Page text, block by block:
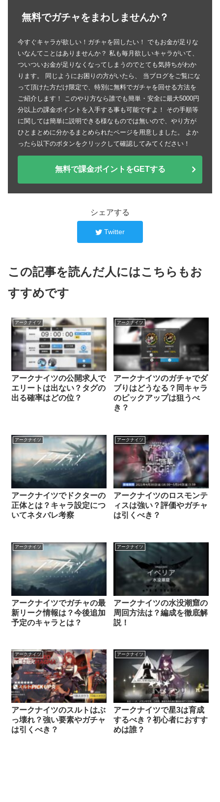
無料でガチャをまわしませんか？
今すぐキャラが欲しい！ガチャを回したい！ でもお金が足りな
いなんてことはありませんか？ 私も毎月欲しいキャラがいて、
ついついお金が足りなくなってしまうのでとても気持ちがわか
ります。 同じようにお困りの方がいたら、 当ブログをご覧にな
って頂けた方だけ限定で、特別に無料でガチャを回せる方法を
ご紹介します！ このやり方なら誰でも簡単・安全に最大5000円
分以上の課金ポイントを入手する事も可能ですよ！ その手順等
に関しては簡単に説明できる様なものでは無いので、やり方が
ひとまとめに分かるまとめられたページを用意しました。 よか
ったら以下のボタンをクリックして確認してみてください！
無料で課金ポイントをGETする
シェアする
Twitter
この記事を読んだ人にはこちらもお
すすめです
アークナイツ
アークナイツの公開求人で
エリートは出ない？タグの
出る確率はどの位？
アークナイツ
アークナイツのガチャでダ
ブりはどうなる？同キャラ
のピックアップは狙うべ
き？
アークナイツ
アークナイツでドクターの
正体とは？キャラ設定につ
いてネタバレ考察
アークナイツ
アークナイツのロスモンテ
ィスは強い？評価やガチャ
は引くべき？
アークナイツ
アークナイツでガチャの最
新リーク情報は？今後追加
予定のキャラとは？
アークナイツ
アークナイツの水没潮窟の
周回方法は？編成を徹底解
説！
アークナイツ
アークナイツのスルトはぶ
っ壊れ？強い要素やガチャ
は引くべき？
アークナイツ
アークナイツで星3は育成
するべき？初心者におすす
めは誰？